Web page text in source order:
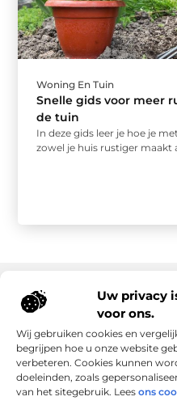
Uw privacy
voor ons.
Wij gebruiken cookies en
begrijpen hoe u onze website
verbeteren. Cookies kunnen
doeleinden, zoals
van het sitegebruik. Lees ons
Woning En Tuin
Snelle gids voor meer
de tuin
In deze gids leer je hoe je
zowel je huis rustiger maakt
Onze informatie